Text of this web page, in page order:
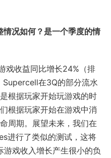
况如何？是一个季度的情
戏收益同比增长24%（排
在3Q的部分流水
根据玩家开始玩游戏的时
根据玩家开始在游戏中消
周期。展望未来，我们在
进行了类似的测试，这将
戏收入增长产生很小的负